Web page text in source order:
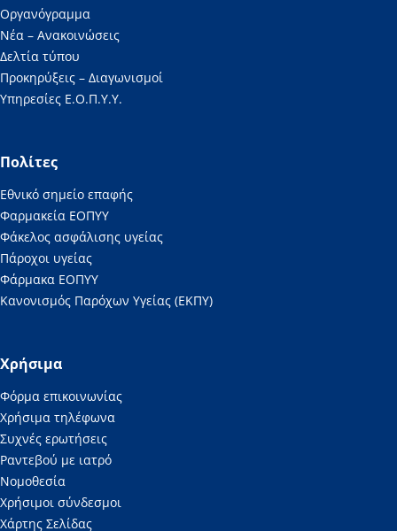
Οργανόγραμμα
Νέα – Ανακοινώσεις
Δελτία τύπου
Προκηρύξεις – Διαγωνισμοί
Υπηρεσίες Ε.Ο.Π.Υ.Υ.
Πολίτες
Εθνικό σημείο επαφής
Φαρμακεία ΕΟΠΥΥ
Φάκελος ασφάλισης υγείας
Πάροχοι υγείας
Φάρμακα ΕΟΠΥΥ
Κανονισμός Παρόχων Υγείας (ΕΚΠΥ)
Χρήσιμα
Φόρμα επικοινωνίας
Χρήσιμα τηλέφωνα
Συχνές ερωτήσεις
Ραντεβού με ιατρό
Νομοθεσία
Χρήσιμοι σύνδεσμοι
Χάρτης Σελίδας